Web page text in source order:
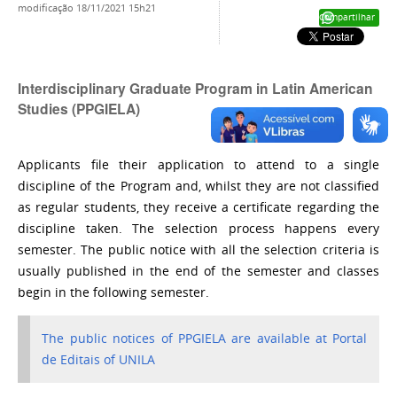
Compartilhar
modificação 18/11/2021 15h21
Interdisciplinary Graduate Program in Latin American
Studies (PPGIELA)
Applicants file their application to attend to a single
discipline of the Program and, whilst they are not classified
as regular students, they receive a certificate regarding the
discipline taken. The selection process happens every
semester. The public notice with all the selection criteria is
usually published in the end of the semester and classes
begin in the following semester.
The public notices of PPGIELA are available at Portal
de Editais of UNILA